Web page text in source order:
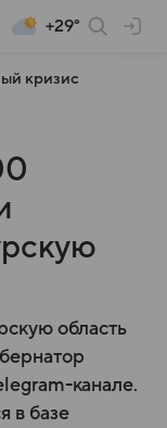
+29°
кризис
область
канале.
в базе